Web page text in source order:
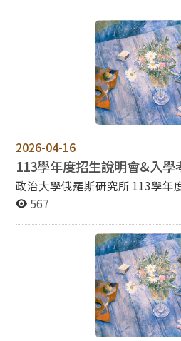
日上午9時起至10月15日中午12時止。 （二）
名資料期間：自113年10月1日
於10月15日下午5:00 前上傳成，逾時
時間： 113年11月9日（星期六
試相關資訊於面試前 3 日公布於本所網
資訊請詳閱114學年度推甄入學
2026-04-16
113學年度招生說明會&入學
政治大學俄羅斯研究所 113學年
經驗分享 時間:112年09月26日(二) 12:00-14:00 地點:政治
址: https://reurl.cc/Y0jXmn ＊
同步進行 (採線上參與者，待報
russia@nccu.edu.tw 侯小姐
567